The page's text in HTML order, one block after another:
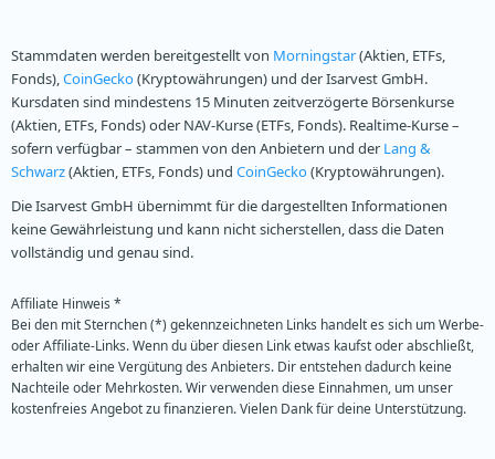
Stammdaten werden bereitgestellt von Morningstar(Aktien, ETFs,
Fonds),CoinGecko(Kryptowährungen) und der Isarvest GmbH.
Kursdaten sind mindestens 15 Minuten zeitverzögerte Börsenkurse
(Aktien, ETFs, Fonds) oder NAV-Kurse (ETFs, Fonds). Realtime-Kurse –
sofern verfügbar – stammen von den Anbietern und der Lang &
Schwarz(Aktien, ETFs, Fonds) und CoinGecko(Kryptowährungen).
Die Isarvest GmbH übernimmt für die dargestellten Informationen
keine Gewährleistung und kann nicht sicherstellen, dass die Daten
vollständig und genau sind.
Affiliate Hinweis *
Bei den mit Sternchen (*) gekennzeichneten Links handelt es sich um Werbe-
oder Affiliate-Links. Wenn du über diesen Link etwas kaufst oder abschließt,
erhalten wir eine Vergütung des Anbieters. Dir entstehen dadurch keine
Nachteile oder Mehrkosten. Wir verwenden diese Einnahmen, um unser
kostenfreies Angebot zu finanzieren. Vielen Dank für deine Unterstützung.